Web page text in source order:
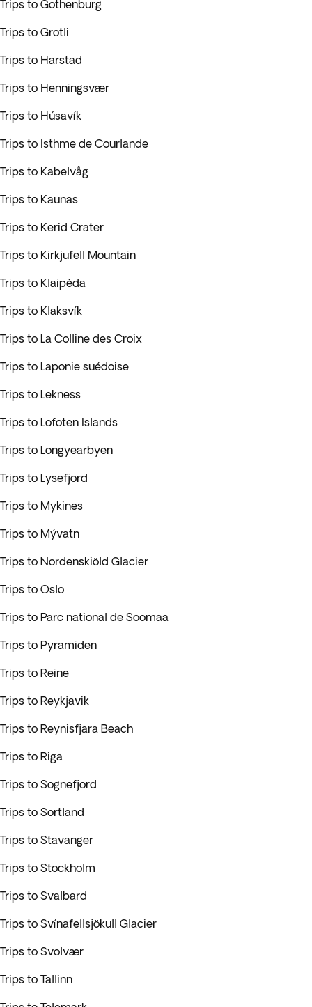
Trips to Gothenburg
Trips to Grotli
Trips to Harstad
Trips to Henningsvær
Trips to Húsavík
Trips to Isthme de Courlande
Trips to Kabelvåg
Trips to Kaunas
Trips to Kerid Crater
Trips to Kirkjufell Mountain
Trips to Klaipėda
Trips to Klaksvík
Trips to La Colline des Croix
Trips to Laponie suédoise
Trips to Lekness
Trips to Lofoten Islands
Trips to Longyearbyen
Trips to Lysefjord
Trips to Mykines
Trips to Mývatn
Trips to Nordenskiöld Glacier
Trips to Oslo
Trips to Parc national de Soomaa
Trips to Pyramiden
Trips to Reine
Trips to Reykjavik
Trips to Reynisfjara Beach
Trips to Riga
Trips to Sognefjord
Trips to Sortland
Trips to Stavanger
Trips to Stockholm
Trips to Svalbard
Trips to Svínafellsjökull Glacier
Trips to Svolvær
Trips to Tallinn